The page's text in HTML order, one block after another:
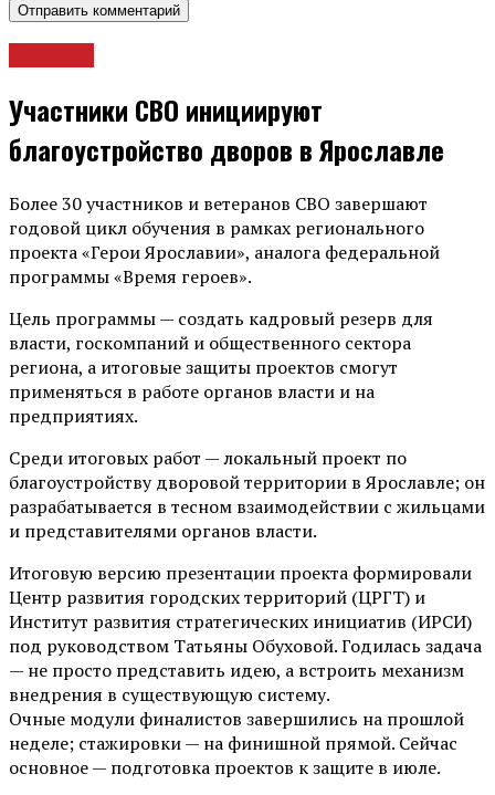
Участники СВО инициируют
благоустройство дворов в Ярославле
Более 30 участников и ветеранов СВО завершают
годовой цикл обучения в рамках регионального
проекта «Герои Ярославии», аналога федеральной
программы «Время героев».
Цель программы — создать кадровый резерв для
власти, госкомпаний и общественного сектора
региона, а итоговые защиты проектов смогут
применяться в работе органов власти и на
предприятиях.
Среди итоговых работ — локальный проект по
благоустройству дворовой территории в Ярославле; он
разрабатывается в тесном взаимодействии с жильцами
и представителями органов власти.
Итоговую версию презентации проекта формировали
Центр развития городских территорий (ЦРГТ) и
Институт развития стратегических инициатив (ИРСИ)
под руководством Татьяны Обуховой. Годилась задача
— не просто представить идею, а встроить механизм
внедрения в существующую систему.
Очные модули финалистов завершились на прошлой
неделе; стажировки — на финишной прямой. Сейчас
основное — подготовка проектов к защите в июле.